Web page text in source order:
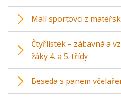
Malí sportovci z
Čtyřlístek – zábavná a
žáky 4. a 5. třídy
Beseda s panem